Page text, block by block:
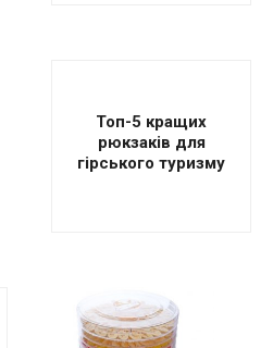
Топ-5 кращих
рюкзаків для
гірського туризму